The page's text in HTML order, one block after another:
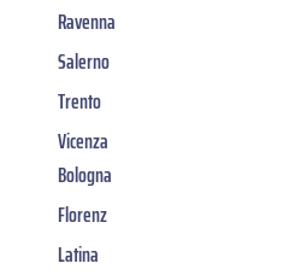
Ravenna
Salerno
Trento
Vicenza
Bologna
Florenz
Latina